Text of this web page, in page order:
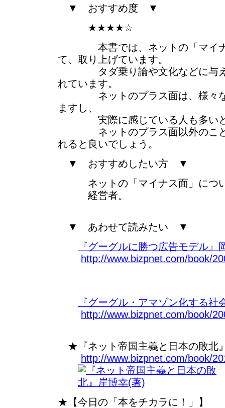
▼ おすすめ度 ▼
★★★★☆
本書では、ネットの「マイナ
て、取り上げています。
タダ乗り論や文化などに与え
れています。
ネットのプラス面は、様々な
ますし、
実際に感じている人も多いと
ネットのプラス面以外のこと
れると良いでしょう。
▼ おすすめしたい方 ▼
ネットの「マイナス面」につい
経営者。
▼ あわせて読みたい ▼
『グーグルに勝つ広告モデル』
http://www.bizpnet.com/book/
『グーグル・アマゾン化する社
http://www.bizpnet.com/book/
★『ネット帝国主義と日本の敗北
http://www.bizpnet.com/book/
★【今日の「本をチカラに！」】